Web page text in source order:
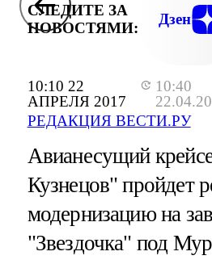
10:10 22
АПРЕЛЯ 2017
10:40
РЕДАКЦИЯ ВЕСТИ.РУ
СЛЕДИТЕ ЗА
НОВОСТЯМИ:
Дзен
Авианесущий
Кузнецов" пройдет
модернизацию на
"Звездочка" под